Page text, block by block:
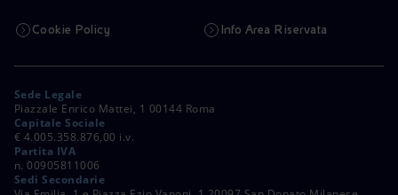
Cookie Policy Info Area Riservata
Sede Legale
Piazzale Enrico Mattei, 1 00144 Roma
Capitale Sociale
€ 4.005.358.876,00 i.v.
Partita IVA
n. 00905811006
Sedi Secondarie